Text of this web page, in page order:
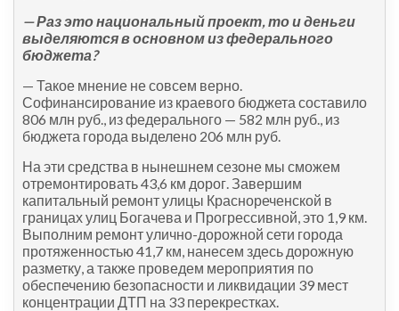
— Раз это национальный проект, то и деньги
выделяются в основном из федерального
бюджета?
— Такое мнение не совсем верно.
Софинансирование из краевого бюджета составило
806 млн руб., из федерального — 582 млн руб., из
бюджета города выделено 206 млн руб.
На эти средства в нынешнем сезоне мы сможем
отремонтировать 43,6 км дорог. Завершим
капитальный ремонт улицы Краснореченской в
границах улиц Богачева и Прогрессивной, это 1,9 км.
Выполним ремонт улично-дорожной сети города
протяженностью 41,7 км, нанесем здесь дорожную
разметку, а также проведем мероприятия по
обеспечению безопасности и ликвидации 39 мест
концентрации ДТП на 33 перекрестках.